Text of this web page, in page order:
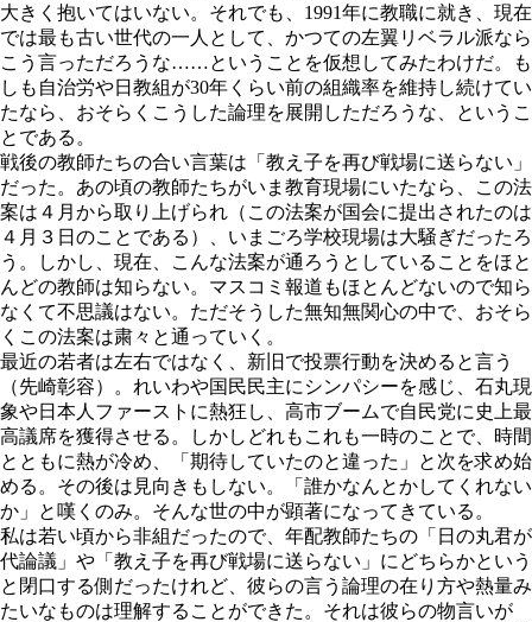
大きく抱いてはいない。それでも、1991年に教職に就き、現在
では最も古い世代の一人として、かつての左翼リベラル派なら
こう言っただろうな……ということを仮想してみたわけだ。も
しも自治労や日教組が30年くらい前の組織率を維持し続けてい
たなら、おそらくこうした論理を展開しただろうな、というこ
とである。
戦後の教師たちの合い言葉は「教え子を再び戦場に送らない」
だった。あの頃の教師たちがいま教育現場にいたなら、この法
案は４月から取り上げられ（この法案が国会に提出されたのは
４月３日のことである）、いまごろ学校現場は大騒ぎだったろ
う。しかし、現在、こんな法案が通ろうとしていることをほと
んどの教師は知らない。マスコミ報道もほとんどないので知ら
なくて不思議はない。ただそうした無知無関心の中で、おそら
くこの法案は粛々と通っていく。
最近の若者は左右ではなく、新旧で投票行動を決めると言う
（先崎彰容）。れいわや国民民主にシンパシーを感じ、石丸現
象や日本人ファーストに熱狂し、高市ブームで自民党に史上最
高議席を獲得させる。しかしどれもこれも一時のことで、時間
とともに熱が冷め、「期待していたのと違った」と次を求め始
める。その後は見向きもしない。「誰かなんとかしてくれない
か」と嘆くのみ。そんな世の中が顕著になってきている。
私は若い頃から非組だったので、年配教師たちの「日の丸君が
代論議」や「教え子を再び戦場に送らない」にどちらかという
と閉口する側だったけれど、彼らの言う論理の在り方や熱量み
たいなものは理解することができた。それは彼らの物言いが